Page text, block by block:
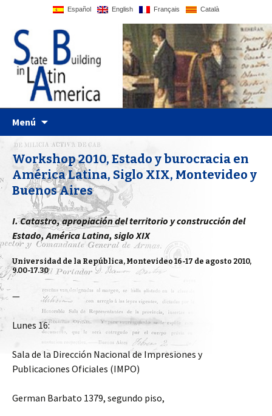
Español English Français Català
Statebglat
UPF website
Menú
Workshop 2010, Estado y burocracia en
América Latina, Siglo XIX, Montevideo y
Buenos Aires
I. Catastro, apropiación del territorio y construcción del
Estado, América Latina, siglo XIX
Universidad de la República, Montevideo16-17 de agosto 2010,
9.00-17.30
—
Lunes 16:
Sala de la Dirección Nacional de Impresiones y
Publicaciones Oficiales (IMPO)
German Barbato 1379, segundo piso,